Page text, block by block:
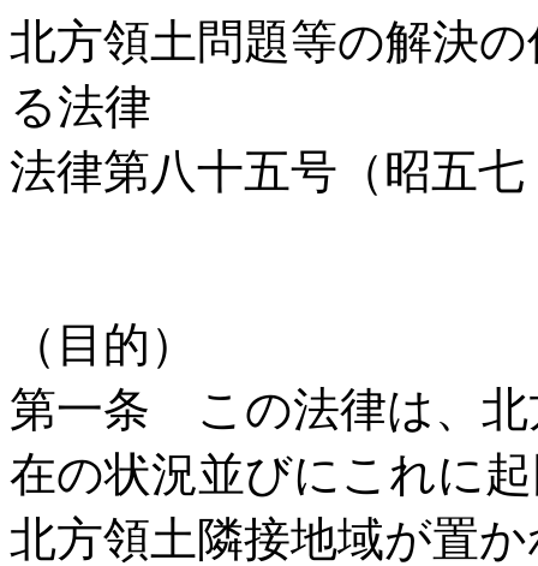
北方領土問題等の解決
る法律
法律第八十五号（昭五
（目的）
第一条 この法律は、北
在の状況並びにこれに
北方領土隣接地域が置